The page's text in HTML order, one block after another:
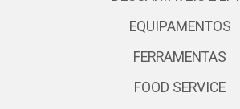
EQUIPAMENTOS
FERRAMENTAS
FOOD SERVICE